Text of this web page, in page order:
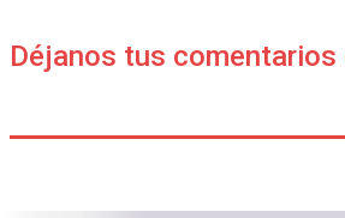
Déjanos tus comentarios